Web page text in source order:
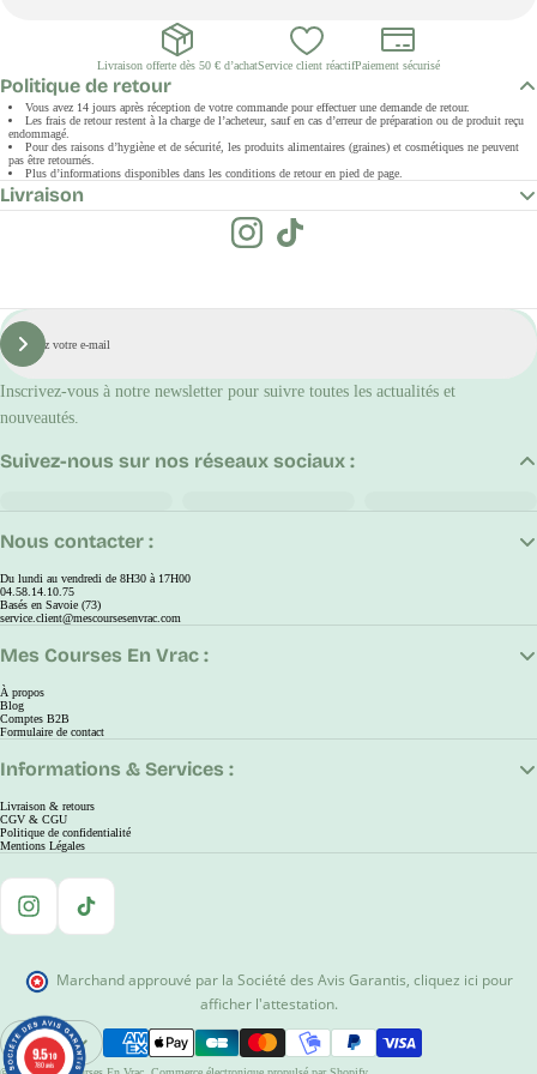
Livraison offerte dès 50 € d’achatService client réactifPaiement sécurisé
Politique de retour
Vous avez 14 jours après réception de votre commande pour effectuer une demande de retour.
Les frais de retour restent à la charge de l’acheteur, sauf en cas d’erreur de préparation ou de produit reçu
endommagé.
Pour des raisons d’hygiène et de sécurité, les produits alimentaires (graines) et cosmétiques ne peuvent
pas être retournés.
Plus d’informations disponibles dans les conditions de retour en pied de page.
Livraison
E-
mail
S'inscrire
Inscrivez-vous à notre newsletter pour suivre toutes les actualités et
nouveautés.
Nous contacter :
Du lundi au vendredi de 8H30 à 17H00
04.58.14.10.75
Basés en Savoie (73)
service.client@mescoursesenvrac.com
Mes Courses En Vrac :
À propos
Blog
Comptes B2B
Formulaire de contact
Informations & Services :
Livraison & retours
CGV & CGU
Politique de confidentialité
Mentions Légales
Suivez-nous sur nos réseaux sociaux :
Instagram
TikTok
Marchand approuvé par la Société des Avis Garantis, cliquez ici pour
afficher l'attestation.
Ouvrir Le Sélecteur De Région Et De Langue
EUR
9.5/10
780 avis
9.5/10
780 avis